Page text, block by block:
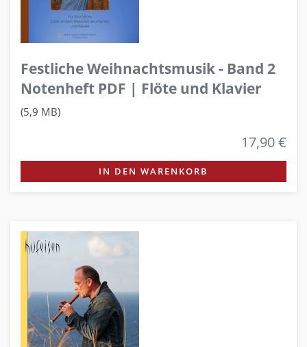
Festliche Weihnachtsmusik - Band 2
Notenheft PDF | Flöte und Klavier
(5,9 MB)
17,90 €
IN DEN WARENKORB